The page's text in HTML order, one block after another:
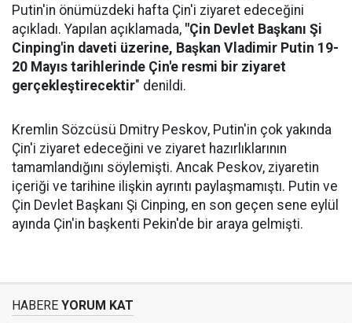
Putin'in önümüzdeki hafta Çin'i ziyaret edeceğini
açıkladı. Yapılan açıklamada, "Çin Devlet Başkanı Şi
Cinping'in daveti üzerine, Başkan Vladimir Putin 19-
20 Mayıs tarihlerinde Çin'e resmi bir ziyaret
gerçekleştirecektir" denildi.
Kremlin Sözcüsü Dmitry Peskov, Putin'in çok yakında
Çin'i ziyaret edeceğini ve ziyaret hazırlıklarının
tamamlandığını söylemişti. Ancak Peskov, ziyaretin
içeriği ve tarihine ilişkin ayrıntı paylaşmamıştı. Putin ve
Çin Devlet Başkanı Şi Cinping, en son geçen sene eylül
ayında Çin'in başkenti Pekin'de bir araya gelmişti.
HABERE YORUM KAT